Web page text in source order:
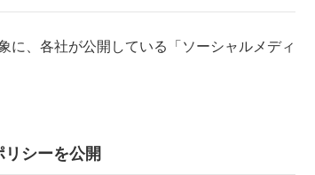
、各社が公開している「ソーシャルメディ
シーを公開